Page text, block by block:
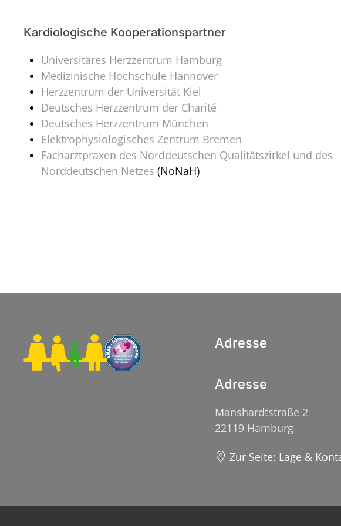
Kardiologische Kooperationspartner
Universitäres Herzzentrum Hamburg
Medizinische Hochschule Hannover
Herzzentrum der Universität Kiel
Deutsches Herzzentrum der Charité
Deutsches Herzzentrum München
Elektrophysiologisches Zentrum Bremen
Facharztpraxen des Norddeutschen Qualitätszirkel und des
Norddeutschen Netzes (NoNaH)
Adresse
Adresse
Manshardtstraße 2
22119 Hamburg
Zur Seite: Lage &